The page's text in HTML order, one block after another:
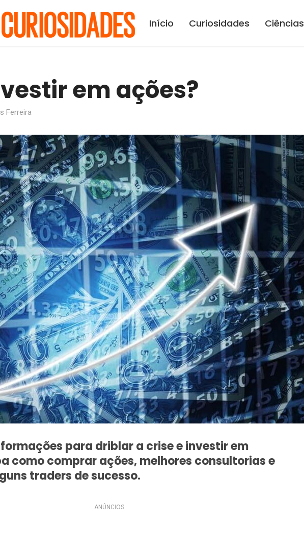
Início Curiosidades Ciências
em ações?
Ferreira
para driblar a crise e investir em
como comprar ações, melhores consultorias e
traders de sucesso.
ANÚNCIOS